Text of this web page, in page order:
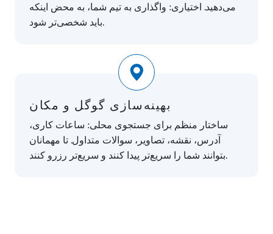
می‌دهید. اختیاری: واگذاری به تیم شما، به محض اینکه
باید شخصی‌تر شود.
بهینه‌سازی گوگل و مکان
ساختار منظم برای جستجوی محلی: ساعات کاری،
آدرس، نقشه، تصاویر، سوالات متداول. تا مهمانان
بتوانند شما را سریع‌تر پیدا کنند و سریع‌تر رزرو کنند.